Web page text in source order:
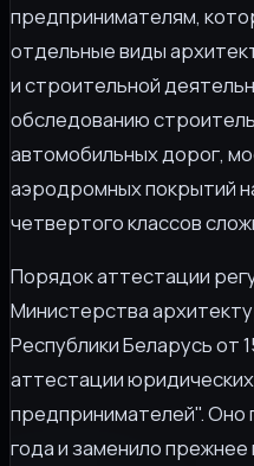
предпринимателям,
отдельные виды
и строительной
обследованию
автомобильных дорог,
аэродромных покрытий
четвертого классов
Порядок аттестации
Министерства
Республики Беларусь от
аттестации
предпринимателей". Оно
года и заменило